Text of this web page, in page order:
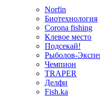
Norfin
Биотехнология
Corona fishing
Клевое место
Подсекай!
Рыболов-
Чемпион
TRAPER
Делфи
Fish.ka